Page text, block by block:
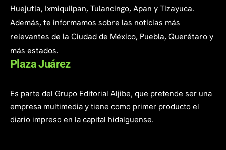
Huejutla, Ixmiquilpan, Tulancingo, Apan y Tizayuca.
Además, te informamos sobre las noticias más
relevantes de la Ciudad de México, Puebla, Querétaro y
más estados.
Plaza Juárez
Es parte del Grupo Editorial Aljibe, que pretende ser una
empresa multimedia y tiene como primer producto el
diario impreso en la capital hidalguense.